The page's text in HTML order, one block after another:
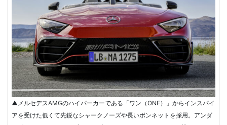
▲メルセデスAMGのハイパーカーである「ワン（ONE）」からインスパイ
アを受けた低くて先鋭なシャークノーズや長いボンネットを採用。アンダ